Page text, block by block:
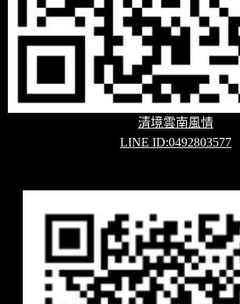
清境雲南風情
LINE ID:0492803577